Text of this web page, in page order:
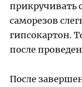
прикручивать
саморезов
гипсокартон.
после
После